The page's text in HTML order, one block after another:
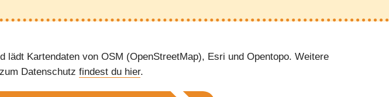
lädt Kartendaten von OSM (OpenStreetMap), Esri und Opentopo. Weitere
Datenschutzfindest du hier.